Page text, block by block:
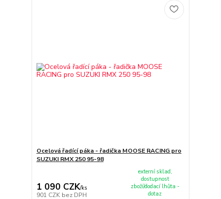
Ocelová řadící páka - řadička MOOSE RACING pro
SUZUKI RMX 250 95-98
1 090 CZK/ks
901 CZK bez DPH
externí sklad,
dostupnost
zboží/dodací lhůta -
dotaz